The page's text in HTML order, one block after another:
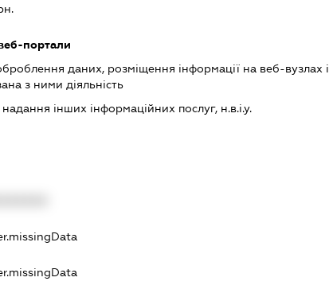
портали
даних, розміщення інформації на веб-вузлах і
з ними діяльність
надання інших інформаційних послуг, н.в.і.у.